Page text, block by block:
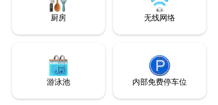
厨房 无线网络
游泳池 内部免费停车位